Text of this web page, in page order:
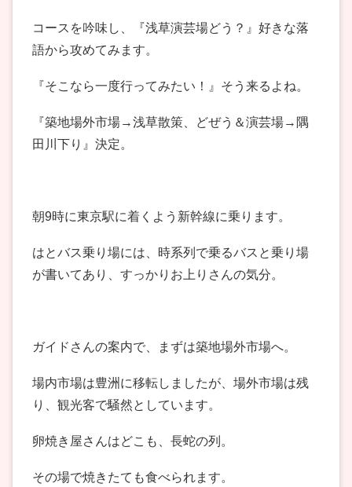
コースを吟味し、『浅草演芸場どう？』好きな落
語から攻めてみます。
『そこなら一度行ってみたい！』そう来るよね。
『築地場外市場→浅草散策、どぜう＆演芸場→隅
田川下り』決定。
朝9時に東京駅に着くよう新幹線に乗ります。
はとバス乗り場には、時系列で乗るバスと乗り場
が書いてあり、すっかりお上りさんの気分。
ガイドさんの案内で、まずは築地場外市場へ。
場内市場は豊洲に移転しましたが、場外市場は残
り、観光客で騒然としています。
卵焼き屋さんはどこも、長蛇の列。
その場で焼きたても食べられます。